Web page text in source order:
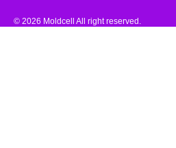
© 2026 Moldcell All right reserved.